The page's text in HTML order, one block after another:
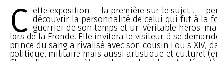
C ette exposition — la première sur le sujet ! —
découvrir la personnalité de celui qui fut à la
guerrier de son temps et un véritable héros,
lors de la Fronde. Elle invitera le visiteur à se
prince du sang a rivalisé avec son cousin Louis XIV,
politique, militaire mais aussi artistique et culturel